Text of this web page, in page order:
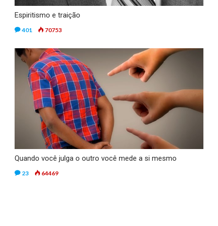
Espiritismo e traição
401 70753
Quando você julga o outro você mede a si mesmo
23 64469